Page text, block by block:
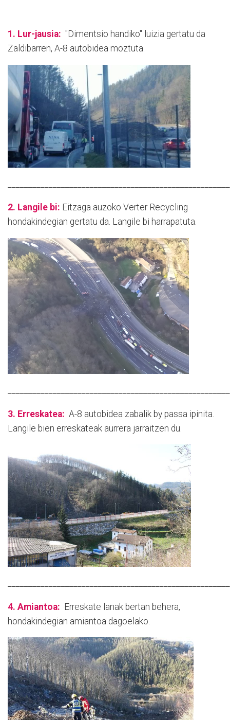
1. Lur-jausia: "Dimentsio handiko" luizia gertatu da
Zaldibarren, A-8 autobidea moztuta.
2. Langile bi: Eitzaga auzoko Verter Recycling
hondakindegian gertatu da. Langile bi harrapatuta.
3. Erreskatea: A-8 autobidea zabalik by passa ipinita.
Langile bien erreskateak aurrera jarraitzen du.
4. Amiantoa: Erreskate lanak bertan behera,
hondakindegian amiantoa dagoelako.